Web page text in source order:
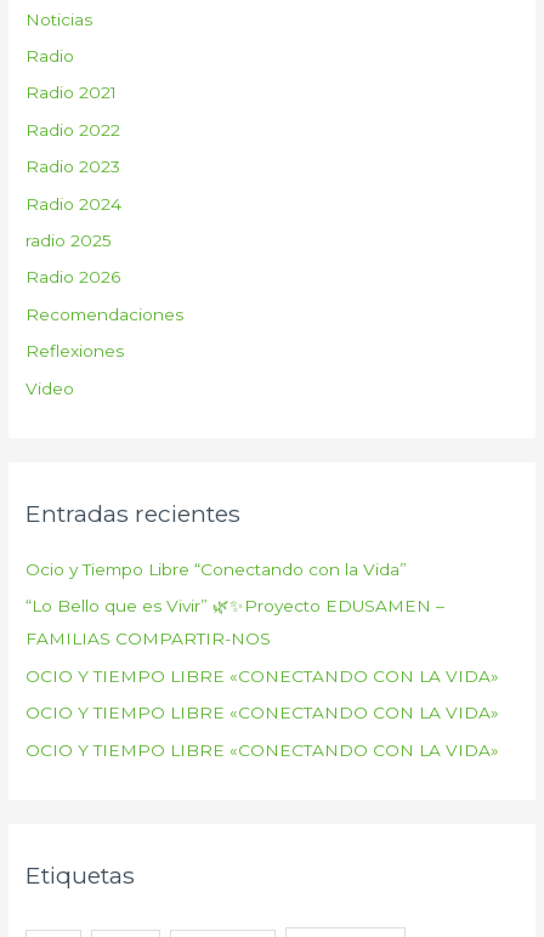
Noticias
Radio
Radio 2021
Radio 2022
Radio 2023
Radio 2024
radio 2025
Radio 2026
Recomendaciones
Reflexiones
Video
Entradas recientes
Ocio y Tiempo Libre “Conectando con la Vida”
“Lo Bello que es Vivir” 🌿✨Proyecto EDUSAMEN –
FAMILIAS COMPARTIR-NOS
OCIO Y TIEMPO LIBRE «CONECTANDO CON LA VIDA»
OCIO Y TIEMPO LIBRE «CONECTANDO CON LA VIDA»
OCIO Y TIEMPO LIBRE «CONECTANDO CON LA VIDA»
Etiquetas